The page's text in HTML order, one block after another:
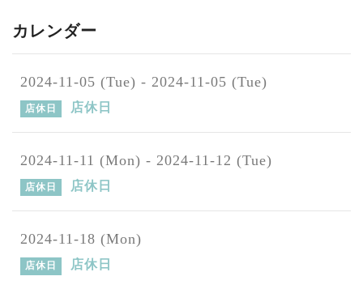
カレンダー
2024-11-05 (Tue) - 2024-11-05 (Tue)
店休日 店休日
2024-11-11 (Mon) - 2024-11-12 (Tue)
店休日 店休日
2024-11-18 (Mon)
店休日 店休日